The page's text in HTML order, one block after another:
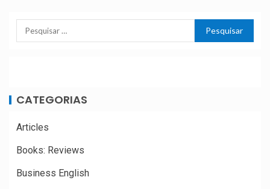
CATEGORIAS
Articles
Books: Reviews
Business English